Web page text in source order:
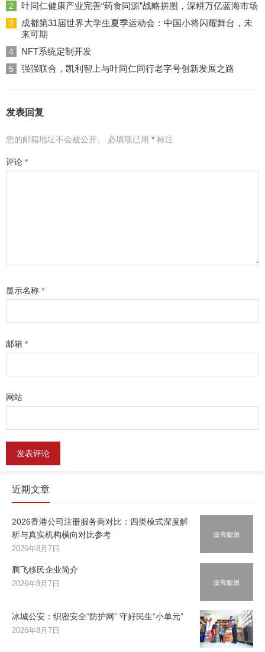
2 叶同仁健康产业完善“药食同源”战略拼图，深耕万亿蓝海市场
3
成都第31届世界大学生夏季运动会：中国小将闪耀舞台，未
来可期
4 NFT系统定制开发
5 强强联合，凯利智上与叶同仁同行老字号创新发展之路
发表回复
您的邮箱地址不会被公开。 必填项已用 * 标注
评论 *
显示名称 *
邮箱 *
网站
近期文章
2026香港公司注册服务商对比：四类模式深度解
析与真实机构横向对比参考
2026年8月7日
腾飞移民企业简介
2026年8月7日
冰城公安：织密安全“防护网” 守好民生“小单元”
2026年8月7日